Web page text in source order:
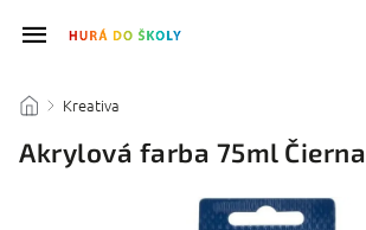
/ Kreativa
Akrylová farba 75ml Čierna